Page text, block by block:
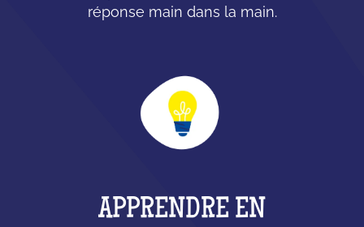
réponse main dans la main.
APPRENDRE EN